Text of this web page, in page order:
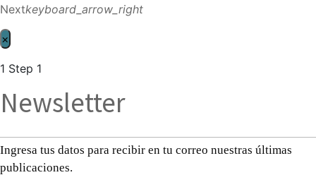
Nextkeyboard_arrow_right
×
1 Step 1
Newsletter
Ingresa tus datos para recibir en tu correo nuestras últimas
publicaciones.